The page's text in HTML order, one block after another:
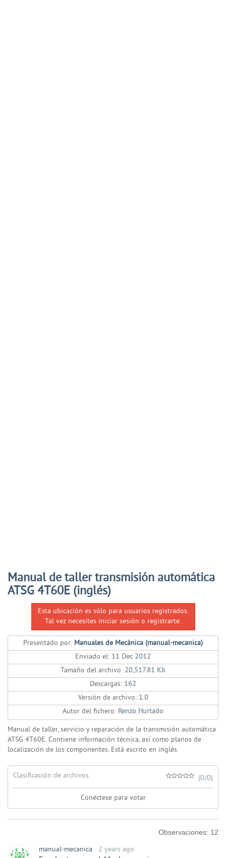
Manual de taller transmisión automática
ATSG 4T60E (inglés)
Esta ubicación es sólo para usuarios registrados.
Tal vez necesites iniciar sesión o registrarte.
Presentado por: Manuales de Mecánica (manual-mecanica)
Enviado el: 11 Dec 2012
Tamaño del archivo: 20,517.81 Kb
Descargas: 162
Versión de archivo: 1.0
Autor del fichero: Renzo Hurtado
Manual de taller, servicio y reparación de la transmisión automática
ATSG 4T60E. Contiene información técnica, así como planos de
localización de los componentes. Está escrito en inglés.
Clasificación de archivos (0/0)
Conéctese para votar
Observaciones: 12
manual-mecanica 2 years ago